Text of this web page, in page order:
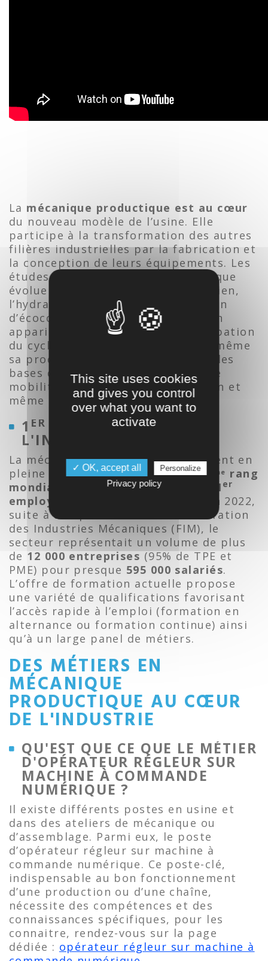
La mécanique productique est au cœur
du nouveau modèle de l’usine. Elle
participe à la transformation des autres
filières industrielles par la fabrication et
la conception de leurs équipements. Les
études et travaux de génie mécanique
évoluent pour se tourner vers l’éolien,
l’hydraulique ou le solaire. La notion
d’écoconception fait également son
apparition se rapportant à l’anticipation
du cycle de vie d’un produit avant même
sa production. La mécanique pose les
bases de notre avenir en termes de
mobilité, de confort, d’alimentation et
même de culture.
1 ER EMPLOYEUR DE
L'INDUSTRIE
La mécanique, science du mouvement en
pleine expansion, représente le6 ème
rang
mondial des employeurs
1 er
employeur industriel
de France. En 2022,
suite à une publication de la Fédération
des Industries Mécaniques (FIM), le
secteur représentait un volume de plus
de 12 000 entreprises(95% de TPE et
PME) pour presque 595 000 salariés.
L’offre de formation actuelle propose
une variété de qualifications favorisant
l’accès rapide à l’emploi (formation en
alternance ou formation continue) ainsi
qu’à un large panel de métiers.
DES MÉTIERS EN
MÉCANIQUE
PRODUCTIQUE AU CŒUR
DE L'INDUSTRIE
QU'EST QUE CE QUE LE MÉTIER
D'OPÉRATEUR RÉGLEUR SUR
MACHINE À COMMANDE
NUMÉRIQUE ?
Il existe différents postes en usine et
dans des ateliers de mécanique ou
d’assemblage. Parmi eux, le poste
d’opérateur régleur sur machine à
commande numérique. Ce poste-clé,
indispensable au bon fonctionnement
d’une production ou d’une chaîne,
nécessite des compétences et des
connaissances spécifiques, pour les
connaitre, rendez-vous sur la page
dédiée : opérateur régleur sur machine à
This site uses cookies
and gives you control
over what you want to
activate
✓ OK, accept all Personalize
Privacy policy